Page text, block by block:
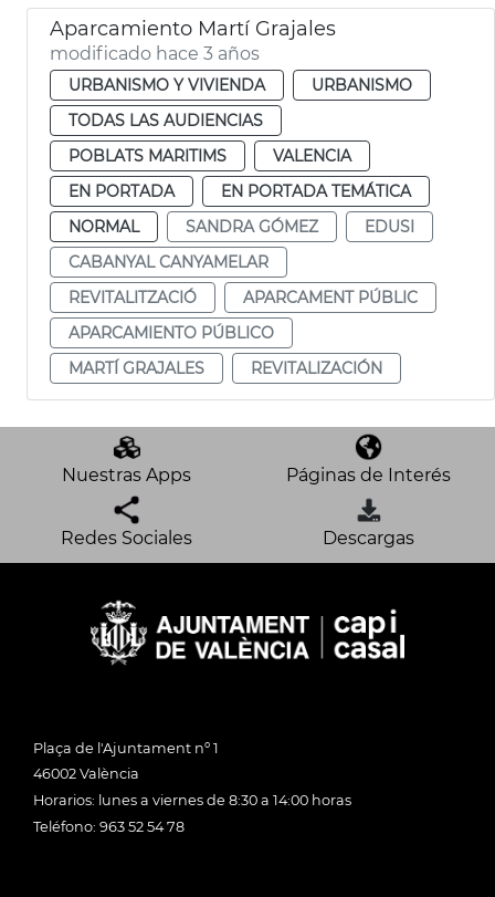
Aparcamiento Martí Grajales
modificado hace 3 años
URBANISMO Y VIVIENDA
URBANISMO
TODAS LAS AUDIENCIAS
POBLATS MARITIMS
VALENCIA
EN PORTADA
EN PORTADA TEMÁTICA
NORMAL
SANDRA GÓMEZ
EDUSI
CABANYAL CANYAMELAR
REVITALITZACIÓ
APARCAMENT PÚBLIC
APARCAMIENTO PÚBLICO
MARTÍ GRAJALES
REVITALIZACIÓN
Nuestras Apps Páginas de Interés
Redes Sociales Descargas
Plaça de l'Ajuntament nº 1
46002 València
Horarios: lunes a viernes de 8:30 a 14:00 horas
Teléfono: 963 52 54 78